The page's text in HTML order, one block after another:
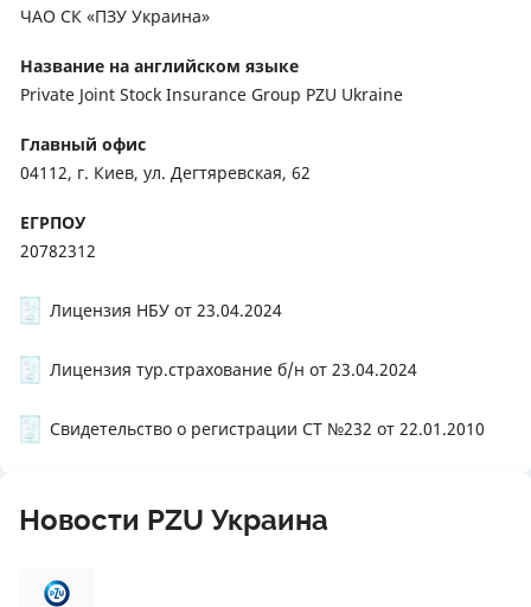
ЧАО СК «ПЗУ Украина»
Название на английском языке
Private Joint Stock Insurance Group PZU Ukraine
Главный офис
04112, г. Киев, ул. Дегтяревская, 62
ЕГРПОУ
20782312
Лицензия НБУ от 23.04.2024
Лицензия тур.страхование б/н от 23.04.2024
Свидетельство о регистрации СТ №232 от 22.01.2010
Новости PZU Украина